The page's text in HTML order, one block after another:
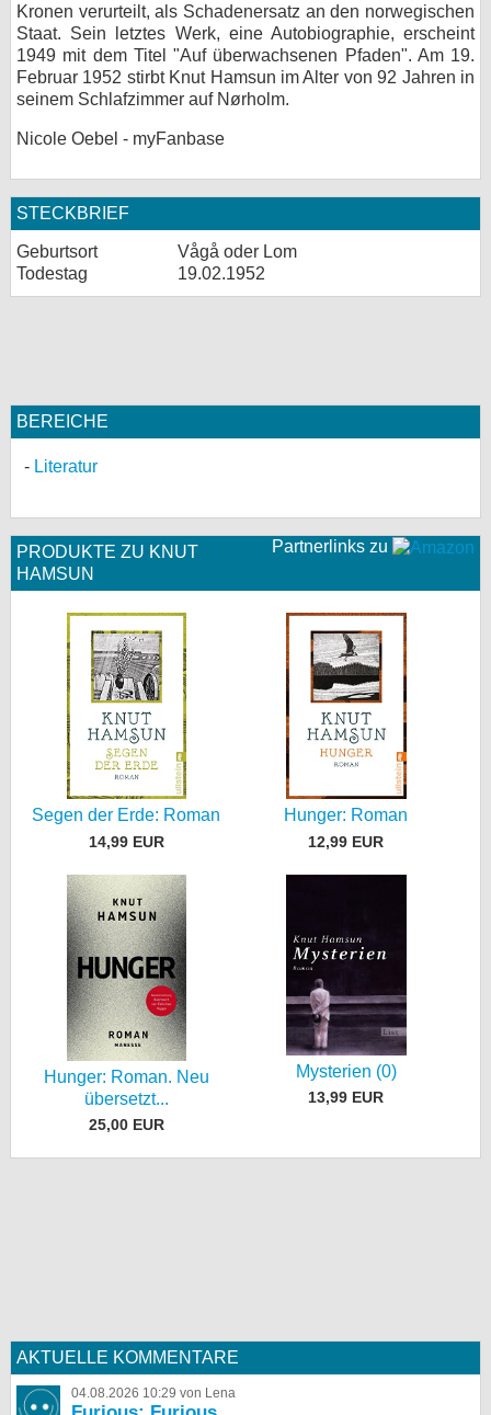
Kronen verurteilt, als Schadenersatz an den norwegischen
Staat. Sein letztes Werk, eine Autobiographie, erscheint
1949 mit dem Titel "Auf überwachsenen Pfaden". Am 19.
Februar 1952 stirbt Knut Hamsun im Alter von 92 Jahren in
seinem Schlafzimmer auf Nørholm.
Nicole Oebel - myFanbase
STECKBRIEF
Geburtsort
Vågå oder Lom
Todestag
19.02.1952
BEREICHE
Literatur
Partnerlinks zu
PRODUKTE ZU KNUT
HAMSUN
Segen der Erde: Roman
14,99 EUR
Hunger: Roman
12,99 EUR
Hunger: Roman. Neu
übersetzt...
25,00 EUR
Mysterien (0)
13,99 EUR
AKTUELLE KOMMENTARE
04.08.2026 10:29 von Lena